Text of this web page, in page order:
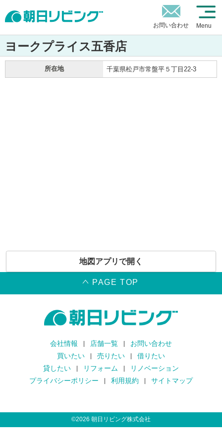
お問い合わせ Menu
ヨークプライス五香店
所在地 千葉県松戸市常盤平５丁目22-3
地図アプリで開く
PAGE TOP
会社情報 店舗一覧
お問い合わせ
買いたい
売りたい
借りたい
貸したい
リフォーム
リノベーション
プライバシーポリシー
利用規約 サイトマップ
©2026 朝日リビング株式会社